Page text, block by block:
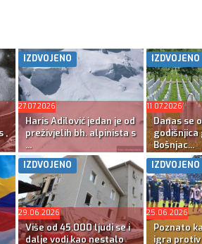
,
IZDVOJENO
27.07.2026
Haris Adilović jedan je od
preživjelih bh. alpinista s
...
IZDVOJENO
11.07.2026
Danas se
godišnjica
Bošnjac...
IZDVOJENO
29.06.2026
Više od 45.000 ljudi se i
dalje vodi kao nestalo
IZDVOJENO
25.06.2026
Poznato
igra protiv